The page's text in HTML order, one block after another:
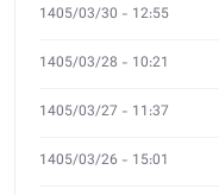
12:55 - 1405/03/30
10:21 - 1405/03/28
11:37 - 1405/03/27
15:01 - 1405/03/26